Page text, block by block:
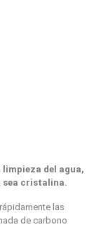
del agua,
sea cristalina.
las
de carbono